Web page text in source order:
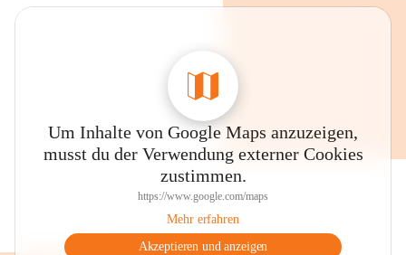
Um Inhalte von Google Maps anzuzeigen,
musst du der Verwendung externer Cookies
zustimmen.
https://www.google.com/maps
Mehr erfahren
Akzeptieren und anzeigen